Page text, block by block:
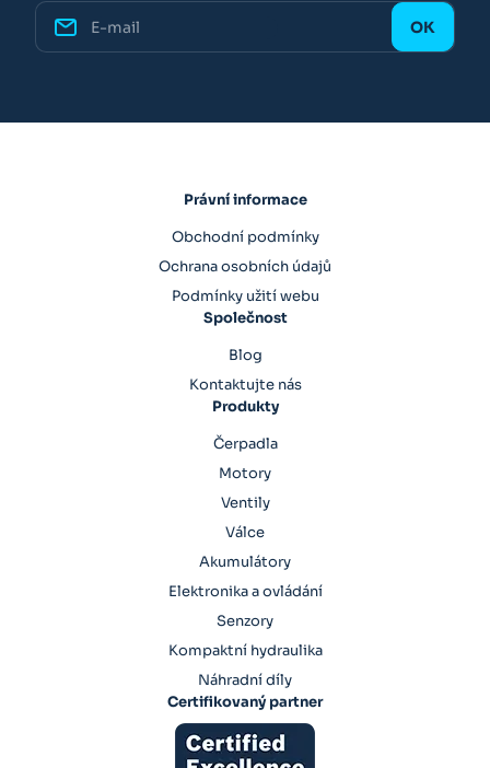
Právní informace
Obchodní podmínky
Ochrana osobních údajů
Podmínky užití webu
Společnost
Blog
Kontaktujte nás
Produkty
Čerpadla
Motory
Ventily
Válce
Akumulátory
Elektronika a ovládání
Senzory
Kompaktní hydraulika
Náhradní díly
Certifikovaný partner